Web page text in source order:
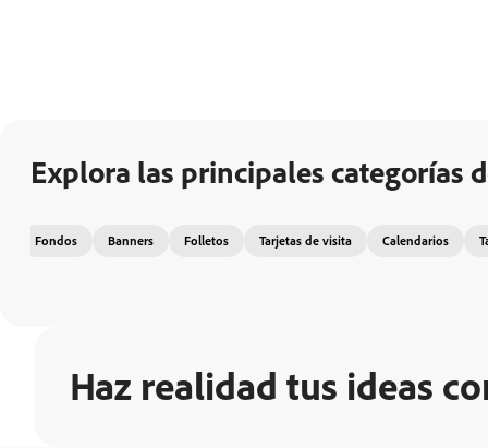
Explora las principales categorías
Fondos Banners Folletos Tarjetas de visita Calendarios
Haz realidad tus ideas